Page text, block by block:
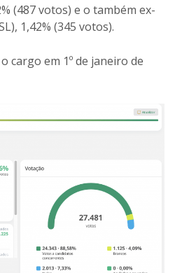
(487 votos) e o também ex-
1,42% (345 votos).
cargo em 1º de janeiro de